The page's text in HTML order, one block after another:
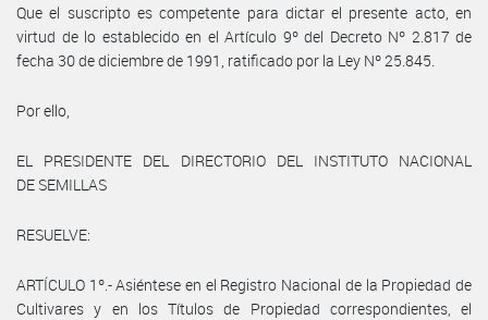
Que el suscripto es competente para dictar el presente acto, en
virtud de lo establecido en el Artículo 9º del Decreto Nº 2.817 de
fecha 30 de diciembre de 1991, ratificado por la Ley Nº 25.845.
Por ello,
EL PRESIDENTE DEL DIRECTORIO DEL INSTITUTO NACIONAL
DE SEMILLAS
RESUELVE:
ARTÍCULO 1º.- Asiéntese en el Registro Nacional de la Propiedad de
Cultivares y en los Títulos de Propiedad correspondientes, el